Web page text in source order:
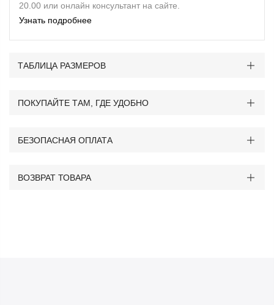
20.00 или онлайн консультант на сайте.
Узнать подробнее
ТАБЛИЦА РАЗМЕРОВ
ПОКУПАЙТЕ ТАМ, ГДЕ УДОБНО
БЕЗОПАСНАЯ ОПЛАТА
ВОЗВРАТ ТОВАРА